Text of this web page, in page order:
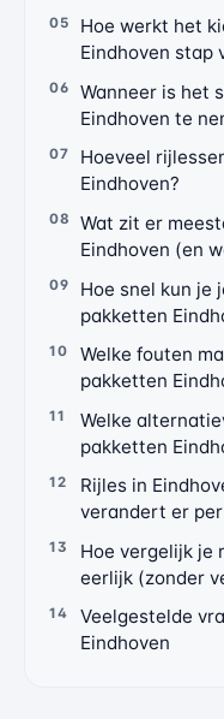
Hoe werkt het
Eindhoven stap
Wanneer is het
Eindhoven te
Hoeveel
Eindhoven?
Wat zit er
Eindhoven (en
Hoe snel kun je
pakketten
Welke fouten
pakketten
Welke
pakketten
Rijles in
verandert er
Hoe vergelijk je
eerlijk (zonder
Veelgestelde
Eindhoven